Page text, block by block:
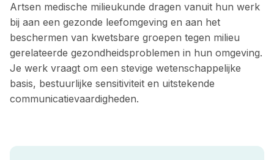
Artsen medische milieukunde dragen vanuit hun werk
bij aan een gezonde leefomgeving en aan het
beschermen van kwetsbare groepen tegen milieu
gerelateerde gezondheidsproblemen in hun omgeving.
Je werk vraagt om een stevige wetenschappelijke
basis, bestuurlijke sensitiviteit en uitstekende
communicatievaardigheden.